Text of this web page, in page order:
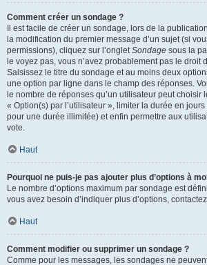
Comment créer un sondage ?
Il est facile de créer un sondage, lors de la
la modification du premier message d’un sujet (si
permissions), cliquez sur l’ongletSondage sous la
le voyez pas, vous n’avez probablement pas le droit
Saisissez le titre du sondage et au moins deux
une option par ligne dans le champ des réponses.
le nombre de réponses qu’un utilisateur peut choisir
« Option(s) par l’utilisateur », limiter la durée en
pour une durée illimitée) et enfin permettre aux
vote.
Haut
Pourquoi ne puis-je pas ajouter plus d’options à
Le nombre d’options maximum par sondage est
vous avez besoin d’indiquer plus d’options,
Haut
Comment modifier ou supprimer un sondage ?
Comme pour les messages, les sondages ne